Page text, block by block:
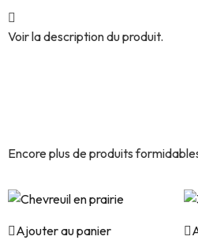
Voir la description du produit.
Encore plus de produits
Ajouter au panier